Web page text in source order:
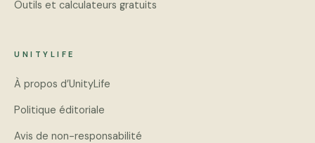
Outils et calculateurs gratuits
UNITYLIFE
À propos d’UnityLife
Politique éditoriale
Avis de non-responsabilité